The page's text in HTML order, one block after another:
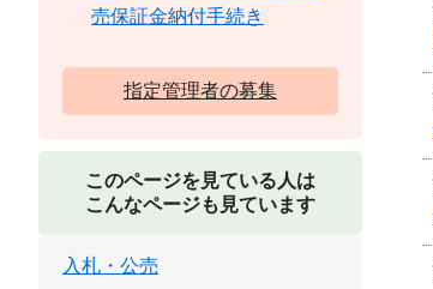
売保証金納付手続き
指定管理者の募集
このページを見ている人は
こんなページも見ています
入札・公売